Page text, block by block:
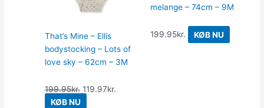
That’s Mine – Ellis
bodystocking – Lots of
love sky – 62cm – 3M
199.95kr. 119.97kr.
KØB NU
melange – 74cm – 9M
199.95kr. KØB NU